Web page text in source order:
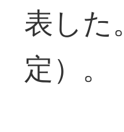
表した
定）。